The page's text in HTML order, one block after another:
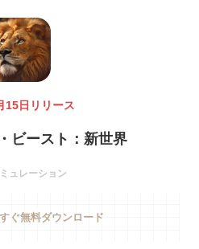
15日リリース
ビースト：新世界
ュレーション
ぐ無料ダウンロード